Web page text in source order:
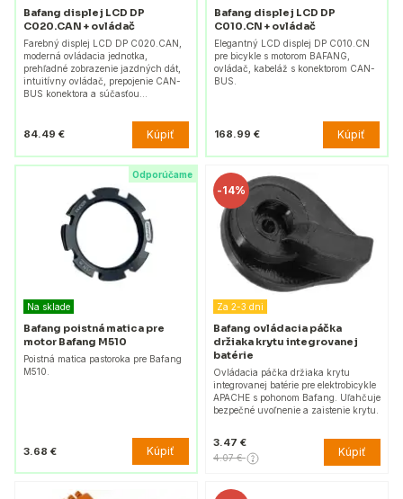
Bafang displej LCD DP
C020.CAN + ovládač
Farebný displej LCD DP C020.CAN,
moderná ovládacia jednotka,
prehľadné zobrazenie jazdných dát,
intuitívny ovládač, prepojenie CAN-
BUS konektora a súčasťou…
84.49 € Kúpiť
Bafang displej LCD DP
C010.CN + ovládač
Elegantný LCD displej DP C010.CN
pre bicykle s motorom BAFANG,
ovládač, kabeláž s konektorom CAN-
BUS.
168.99 € Kúpiť
Odporúčame
Na sklade
Bafang poistná matica pre
motor Bafang M510
Poistná matica pastoroka pre Bafang
M510.
3.68 € Kúpiť
-14%
Za 2-3 dni
Bafang ovládacia páčka
držiaka krytu integrovanej
batérie
Ovládacia páčka držiaka krytu
integrovanej batérie pre elektrobicykle
APACHE s pohonom Bafang. Uľahčuje
bezpečné uvoľnenie a zaistenie krytu.
3.47 €
4.07 € Kúpiť